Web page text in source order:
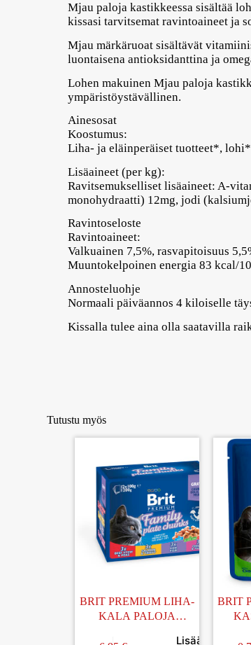
Mjau paloja kastikkeessa sisältää
kissasi tarvitsemat ravintoaineet ja
Mjau märkäruoat sisältävät
luontaisena antioksidanttina ja
Lohen makuinen Mjau paloja
ympäristöystävällinen.
Ainesosat
Koostumus:
Liha- ja eläinperäiset tuotteet*,
Lisäaineet (per kg):
Ravitsemukselliset lisäaineet: A-
monohydraatti) 12mg, jodi
Ravintoseloste
Ravintoaineet:
Valkuainen 7,5%, rasvapitoisuus
Muuntokelpoinen energia 83 kcal/
Annosteluohje
Normaali päiväannos 4 kiloiselle
Kissalla tulee aina olla saatavilla
Tutustu myös
BRIT PREMIUM LIHA-
KALA PALOJA
Lisää
BRIT